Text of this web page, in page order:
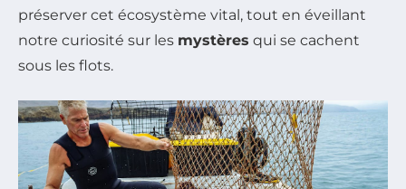
préserver cet écosystème vital, tout en éveillant
notre curiosité sur les mystères qui se cachent
sous les flots.